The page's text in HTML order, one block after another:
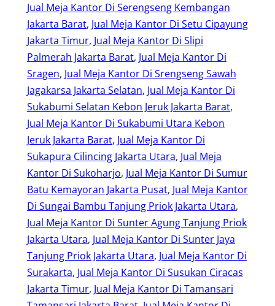
Jual Meja Kantor Di Serengseng Kembangan
Jakarta Barat, Jual Meja Kantor Di Setu Cipayung
Jakarta Timur, Jual Meja Kantor Di Slipi
Palmerah Jakarta Barat, Jual Meja Kantor Di
Sragen, Jual Meja Kantor Di Srengseng Sawah
Jagakarsa Jakarta Selatan, Jual Meja Kantor Di
Sukabumi Selatan Kebon Jeruk Jakarta Barat
Jual Meja Kantor Di Sukabumi Utara Kebon
Jeruk Jakarta Barat, Jual Meja Kantor Di
Sukapura Cilincing Jakarta Utara, Jual Meja
Kantor Di Sukoharjo, Jual Meja Kantor Di Sumur
Batu Kemayoran Jakarta Pusat, Jual Meja Kantor
Di Sungai Bambu Tanjung Priok Jakarta Utara
Jual Meja Kantor Di Sunter Agung Tanjung Priok
Jakarta Utara, Jual Meja Kantor Di Sunter Jaya
Tanjung Priok Jakarta Utara, Jual Meja Kantor Di
Surakarta, Jual Meja Kantor Di Susukan Ciracas
Jakarta Timur, Jual Meja Kantor Di Tamansari